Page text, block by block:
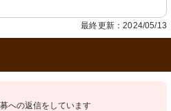
最終更新：2024/05/13
への返信をしています